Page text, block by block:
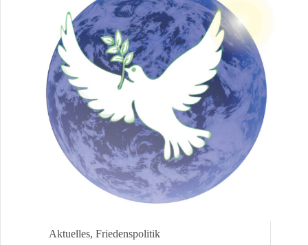
Aktuelles, Friedenspolitik